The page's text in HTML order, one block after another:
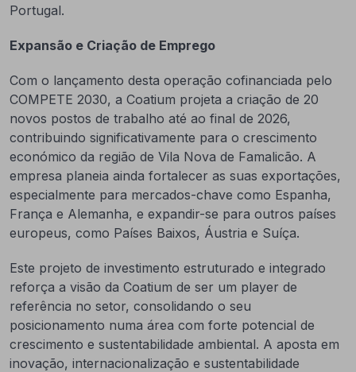
Portugal.
Expansão e Criação de Emprego
Com o lançamento desta operação cofinanciada pelo
COMPETE 2030, a Coatium projeta a criação de 20
novos postos de trabalho até ao final de 2026,
contribuindo significativamente para o crescimento
económico da região de Vila Nova de Famalicão. A
empresa planeia ainda fortalecer as suas exportações,
especialmente para mercados-chave como Espanha,
França e Alemanha, e expandir-se para outros países
europeus, como Países Baixos, Áustria e Suíça.
Este projeto de investimento estruturado e integrado
reforça a visão da Coatium de ser um player de
referência no setor, consolidando o seu
posicionamento numa área com forte potencial de
crescimento e sustentabilidade ambiental. A aposta em
inovação, internacionalização e sustentabilidade